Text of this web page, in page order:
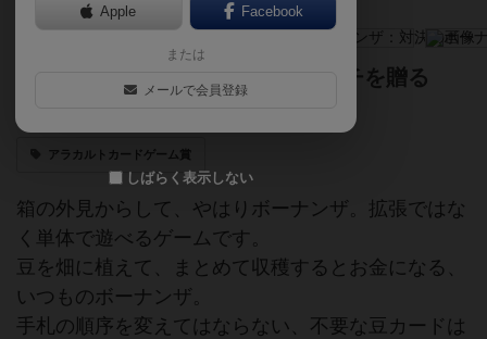
「次はコレをアゲる」「逆にコッチを贈る
よ」「頂こう」「…えっ」
アラカルトカードゲーム賞
箱の外見からして、やはりボーナンザ。拡張ではな
く単体で遊べるゲームです。
豆を畑に植えて、まとめて収穫するとお金になる、
いつものボーナンザ。
手札の順序を変えてはならない、不要な豆カードは
Apple Facebook
または
メールで会員登録
しばらく表示しない